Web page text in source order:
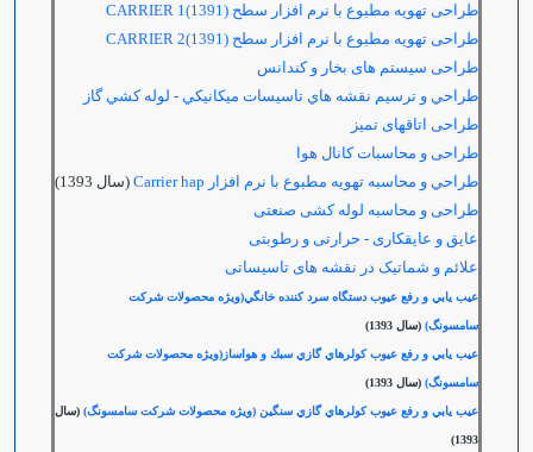
طراحی تهویه مطبوع با نرم افزار سطح (1391)CARRIER 1
طراحی تهویه مطبوع با نرم افزار سطح (1391)CARRIER 2
طراحی سیستم های بخار و کندانس
طراحي و ترسيم نقشه هاي تاسيسات ميكانيكي - لوله كشي گاز
طراحی اتاقهای تمیز
طراحی و محاسبات کانال هوا
طراحي و محاسبه تهويه مطبوع با نرم افزار Carrier hap
(سال 1393)
طراحی و محاسبه لوله کشی صنعتی
عایق و عایقکاری - حرارتی و رطوبتی
علائم و شماتیک در نقشه های تاسیساتی
عيب يابي و رفع عيوب دستگاه سرد كننده خانگي(ویژه محصولات شرکت
سامسونگ) (سال 1393)
عيب يابي و رفع عيوب كولرهاي گازي سبك و هواساز(ويژه محصولات شركت
سامسونگ) (سال 1393)
عيب يابي و رفع عيوب كولرهاي گازي سنگين (ويژه محصولات شركت سامسونگ) (سال
1393)